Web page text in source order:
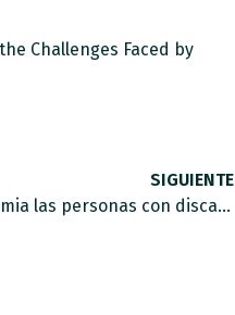
Challenges Faced by
SIGUIENTE
La Eurocámara afirma que durante la pandemia las personas con discapacidad han experimentado “graves violaciones de derechos”